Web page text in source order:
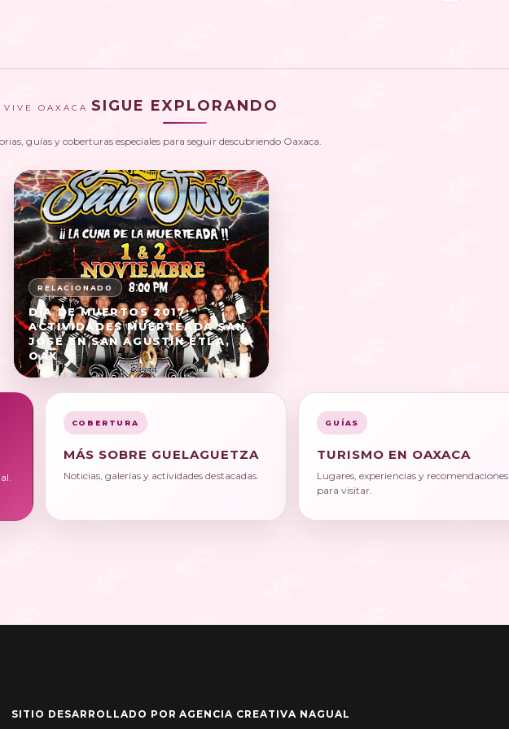
VIVE OAXACA SIGUE EXPLORANDO
guías y coberturas especiales para seguir descubriendo Oaxaca.
DÍA DE MUERTOS 2017:
ACTIVIDADES MUERTEADA SAN
JOSÉ EN SAN AGUSTÍN ETLA,
OAX
COBERTURA
MÁS SOBRE GUELAGUETZA
Noticias, galerías y actividades destacadas.
GUÍAS
TURISMO EN OAXACA
Lugares, experiencias y recomendaciones
para visitar.
SITIO DESARROLLADO POR AGENCIA CREATIVA NAGUAL